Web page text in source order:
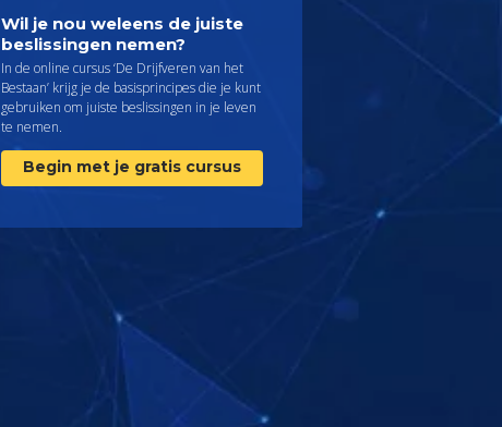
Wil je nou weleens de juiste
beslissingen nemen?
In de online cursus ‘De Drijfveren van het
Bestaan’ krijg je de basisprincipes die je kunt
gebruiken om juiste beslissingen in je leven
te nemen.
Begin met je gratis cursus